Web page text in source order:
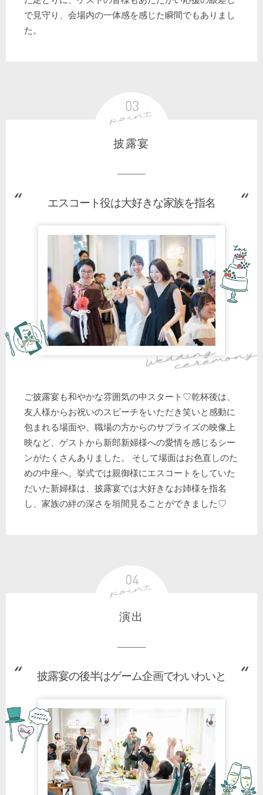
で見守り、会場内の一体感を感じた瞬間でもありまし
た。
披露宴
エスコート役は大好きな家族を指名
ご披露宴も和やかな雰囲気の中スタート♡乾杯後は、
友人様からお祝いのスピーチをいただき笑いと感動に
包まれる場面や、職場の方からのサプライズの映像上
映など、ゲストから新郎新婦様への愛情を感じるシー
ンがたくさんありました。 そして場面はお色直しのた
めの中座へ。挙式では親御様にエスコートをしていた
だいた新婦様は、披露宴では大好きなお姉様を指名
し、家族の絆の深さを垣間見ることができました♡
演出
披露宴の後半はゲーム企画でわいわいと